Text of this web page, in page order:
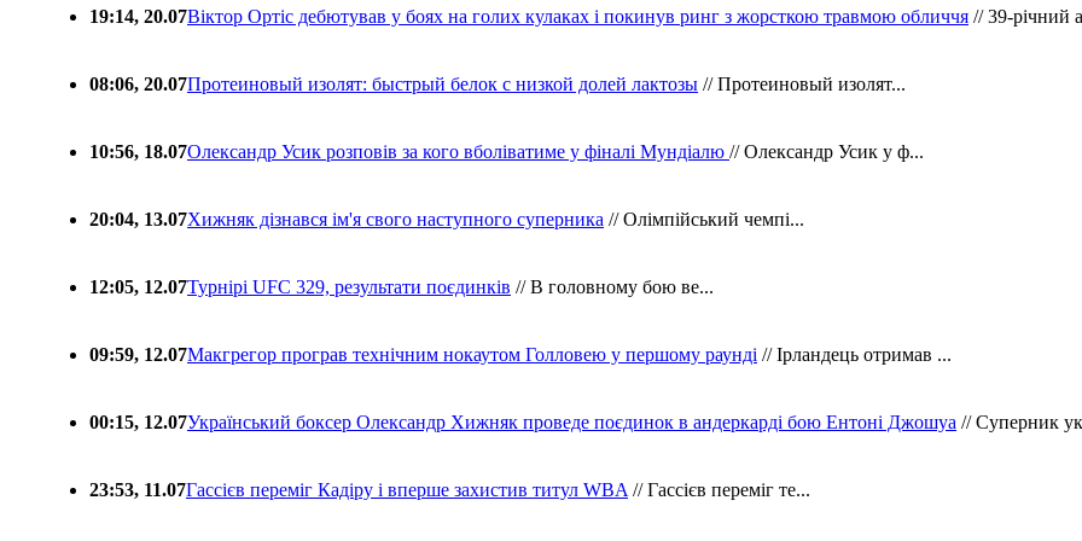
19:14, 20.07Віктор Ортіс дебютував у боях на голих кулаках і покинув ринг з жорсткою травмою обличчя // 39-річний
08:06, 20.07Протеиновый изолят: быстрый белок с низкой долей лактозы // Протеиновый изолят...
10:56, 18.07Олександр Усик розповів за кого вболіватиме у фіналі Мундіалю // Олександр Усик у ф...
20:04, 13.07Хижняк дізнався ім'я свого наступного суперника // Олімпійський чемпі...
12:05, 12.07Турнірі UFC 329, результати поєдинків // В головному бою ве...
09:59, 12.07Макгрегор програв технічним нокаутом Голловею у першому раунді // Ірландець отримав ...
00:15, 12.07Український боксер Олександр Хижняк проведе поєдинок в андеркарді бою Ентоні Джошуа // Суперник
23:53, 11.07Гассієв переміг Кадіру і вперше захистив титул WBA // Гассієв переміг те...